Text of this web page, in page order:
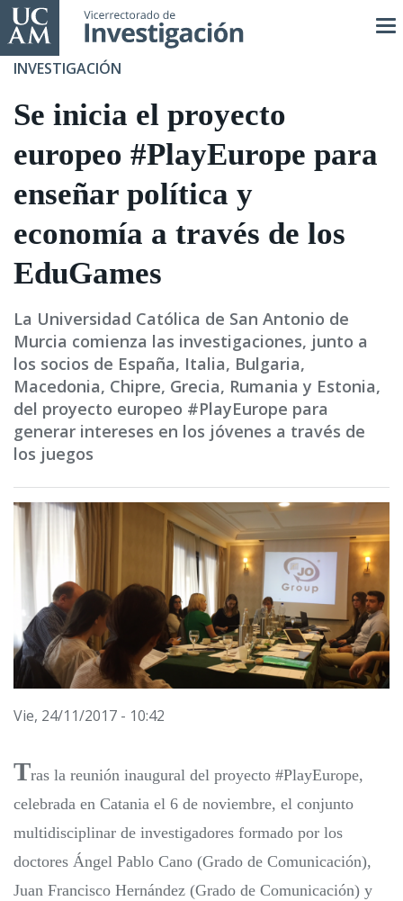
Pasar
al
contenido
INVESTIGACIÓN
Se inicia el proyecto
europeo #PlayEurope para
enseñar política y
economía a través de los
EduGames
La Universidad Católica de San Antonio de
Murcia comienza las investigaciones, junto a
los socios de España, Italia, Bulgaria,
Macedonia, Chipre, Grecia, Rumania y Estonia,
del proyecto europeo #PlayEurope para
generar intereses en los jóvenes a través de
los juegos
Vie, 24/11/2017 - 10:42
Tras la reunión inaugural del proyecto #PlayEurope,
celebrada en Catania el 6 de noviembre, el conjunto
multidisciplinar de investigadores formado por los
doctores Ángel Pablo Cano (Grado de Comunicación),
Juan Francisco Hernández (Grado de Comunicación) y